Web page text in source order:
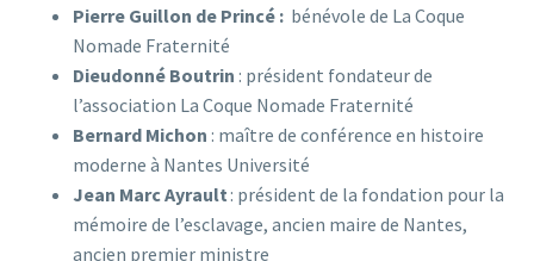
Pierre Guillon de Princé : bénévole de La Coque
Nomade Fraternité
Dieudonné Boutrin : président fondateur de
l’association La Coque Nomade Fraternité
Bernard Michon : maître de conférence en histoire
moderne à Nantes Université
Jean Marc Ayrault : président de la fondation pour la
mémoire de l’esclavage, ancien maire de Nantes,
ancien premier ministre